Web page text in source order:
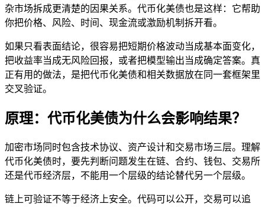
杂市场拆成更清楚的因果关系。代币化美债也是这样：它帮助
你把价格、风险、时间、现金流或激励机制拆开看。
如果只看表面结论，很容易把短期价格波动当成基本面变化，
把收益率当成无风险回报，或者把模型输出当成确定答案。真
正有用的做法，是把代币化美债和相关数据放在同一套框架里
交叉验证。
原理：代币化美债为什么会影响结果？
加密市场同时包含技术协议、资产设计和交易市场三层。理解
代币化美债时，要先判断问题发生在链、合约、钱包、交易所
还是代币经济层，不能用一个层级的结论替代另一个层级。
链上可验证不等于经济上安全。代码可以公开，交易可以追